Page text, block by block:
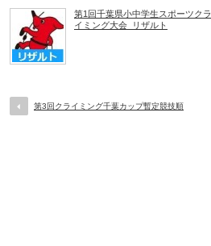
第1回千葉県小中学生スポーツクラ
イミング大会_リザルト
第3回クライミング千葉カップ暫定競技順